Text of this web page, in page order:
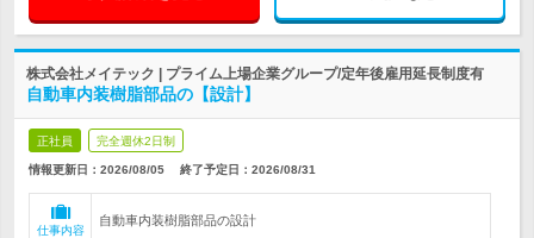
株式会社メイテック | プライム上場企業グループ/定年後雇用延長制度有
自動車内装樹脂部品の【設計】
正社員 完全週休2日制
情報更新日：2026/08/05 終了予定日： 2026/08/31
仕事内容
自動車内装樹脂部品の設計